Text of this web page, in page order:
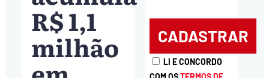
R$ 1,1
milhão
LI E CONCORDO